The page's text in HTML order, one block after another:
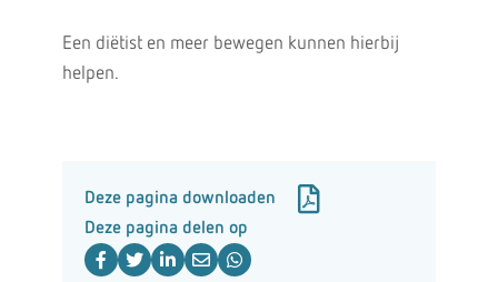
Een diëtist en meer bewegen kunnen hierbij
helpen.
Deze pagina downloaden
Deze pagina delen op